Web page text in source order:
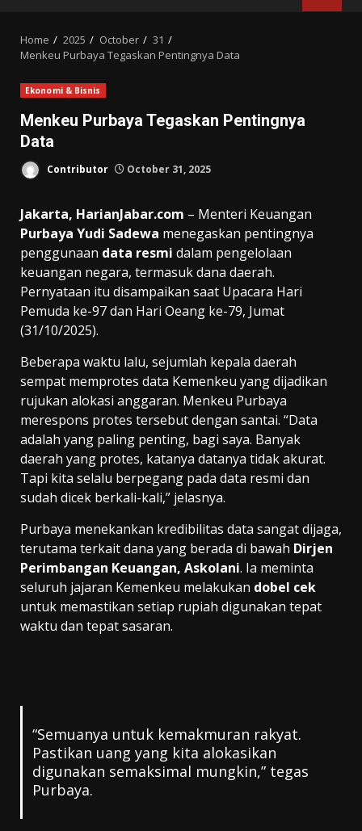
Home 2025 October
31
Menkeu Purbaya Tegaskan Pentingnya Data
Ekonomi & Bisnis
Menkeu Purbaya Tegaskan Pentingnya
Data
Contributor October 31, 2025
Jakarta, HarianJabar.com – Menteri Keuangan
Purbaya Yudi Sadewa menegaskan pentingnya
penggunaan data resmi dalam pengelolaan
keuangan negara, termasuk dana daerah.
Pernyataan itu disampaikan saat Upacara Hari
Pemuda ke-97 dan Hari Oeang ke-79, Jumat
(31/10/2025).
Beberapa waktu lalu, sejumlah kepala daerah
sempat memprotes data Kemenkeu yang dijadikan
rujukan alokasi anggaran. Menkeu Purbaya
merespons protes tersebut dengan santai. “Data
adalah yang paling penting, bagi saya. Banyak
daerah yang protes, katanya datanya tidak akurat.
Tapi kita selalu berpegang pada data resmi dan
sudah dicek berkali-kali,” jelasnya.
Purbaya menekankan kredibilitas data sangat dijaga,
terutama terkait dana yang berada di bawah Dirjen
Perimbangan Keuangan, Askolani. Ia meminta
seluruh jajaran Kemenkeu melakukan dobel cek
untuk memastikan setiap rupiah digunakan tepat
waktu dan tepat sasaran.
“Semuanya untuk kemakmuran rakyat.
Pastikan uang yang kita alokasikan
digunakan semaksimal mungkin,” tegas
Purbaya.